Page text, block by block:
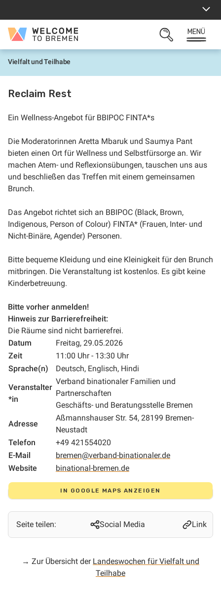
springen
Welcome
Bremen
SUCHFELD
MENÜ
S
r
t
Vielfalt und Teilhabe
Reclaim Rest
Ein Wellness-Angebot für BBIPOC FINTA*s
Die Moderatorinnen Aretta Mbaruk und Saumya Pant
bieten einen Ort für Wellness und Selbstfürsorge an. Wir
machen Atem- und Reflexionsübungen, tauschen uns aus
und beschließen das Treffen mit einem gemeinsamen
Brunch.
Das Angebot richtet sich an BBIPOC (Black, Brown,
Indigenous, Person of Colour) FINTA* (Frauen, Inter- und
Nicht-Binäre, Agender) Personen.
Bitte bequeme Kleidung und eine Kleinigkeit für den Brunch
mitbringen. Die Veranstaltung ist kostenlos. Es gibt keine
Kinderbetreuung.
Bitte vorher anmelden!
Hinweis zur Barrierefreiheit:
Die Räume sind nicht barrierefrei.
Datum
Freitag, 29.05.2026
Zeit
11:00 Uhr - 13:30 Uhr
Sprache(n)
Deutsch, Englisch, Hindi
Veranstalter
*in
Verband binationaler Familien und
Partnerschaften
Geschäfts- und Beratungsstelle Bremen
Adresse
Aßmannshauser Str. 54, 28199 Bremen-
Neustadt
Telefon
+49 421554020
E-Mail
bremen@verband-binationaler.de
Website
binational-bremen.de
IN GOOGLE MAPS ANZEIGEN
Seite teilen: Social Media Link
→ Zur Übersicht der Landeswochen für Vielfalt und
Teilhabe